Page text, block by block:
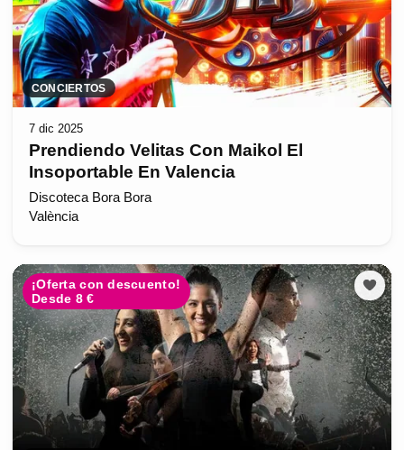
CONCIERTOS
7 dic 2025
Prendiendo Velitas Con Maikol El
Insoportable En Valencia
Discoteca Bora Bora
València
¡Oferta con descuento!
Desde 8 €